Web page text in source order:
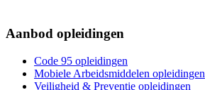
Aanbod opleidingen
Code 95 opleidingen
Mobiele Arbeidsmiddelen opleidingen
Veiligheid & Preventie opleidingen